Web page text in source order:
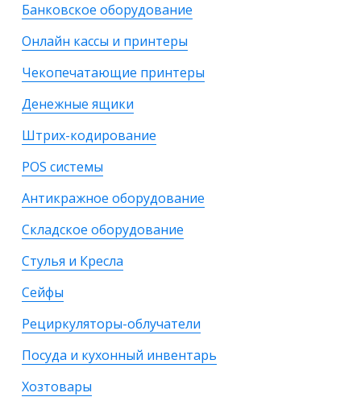
Банковское оборудование
Онлайн кассы и принтеры
Чекопечатающие принтеры
Денежные ящики
Штрих-кодирование
POS системы
Антикражное оборудование
Складское оборудование
Стулья и Кресла
Сейфы
Рециркуляторы-облучатели
Посуда и кухонный инвентарь
Хозтовары